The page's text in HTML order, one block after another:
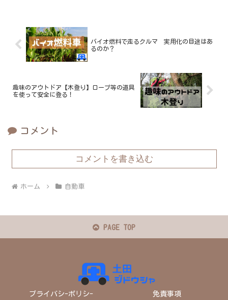
バイオ燃料で走るクルマ 実用化の目途はあ
るのか？
趣味のアウトドア【木登り】ロープ等の道具
を使って安全に登る！
コメント
コメントを書き込む
ホーム 自動車
PAGE TOP
プライバシ-ポリシ- 免責事項